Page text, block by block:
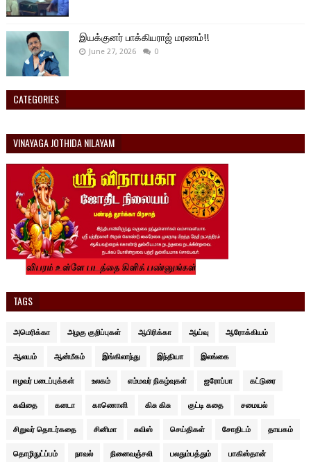
இயக்குனர் பாக்கியராஜ் மரணம்!!
June 27, 2026 0
CATEGORIES
VINAYAGA JOTHIDA NILAYAM
TAGS
அமெரிக்கா அழகு குறிப்புகள் ஆபிரிக்கா ஆய்வு ஆரோக்கியம்
ஆலயம் ஆன்மீகம் இங்கிலாந்து இந்தியா இலங்கை
ஈழவர் படைப்புக்கள் உலகம் எம்மவர் நிகழ்வுகள் ஐரோப்பா கட்டுரை
கவிதை கனடா காணொளி கிசு கிசு குட்டி கதை சமையல்
சிறுவர் தொடர்கதை சினிமா சுவிஸ் செய்திகள் சோதிடம் தாயகம்
தொழிநுட்ப்பம் நாவல் நினைவஞ்சலி பலதும்பத்தும் பாகிஸ்தான்